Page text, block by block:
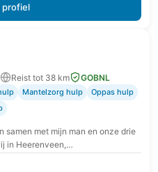
profiel
Reist tot 38 km GOBNL
Mantelzorg hulp
Oppas hulp
samen met mijn man en onze drie
in Heerenveen,…